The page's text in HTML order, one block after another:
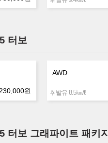
터보
원
AWD
휘발유 8.5㎞/ℓ
터보 그래파이트 패키지